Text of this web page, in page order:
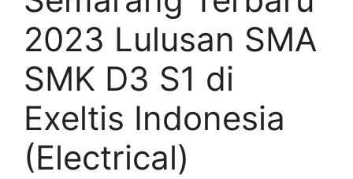
2023 Lulusan SMA
SMK D3 S1 di
Exeltis Indonesia
(Electrical)